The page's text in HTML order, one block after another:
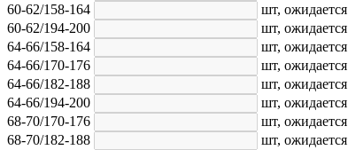
60-62/158-164
шт, ожидается
60-62/194-200
шт, ожидается
64-66/158-164
шт, ожидается
64-66/170-176
шт, ожидается
64-66/182-188
шт, ожидается
64-66/194-200
шт, ожидается
68-70/170-176
шт, ожидается
68-70/182-188
шт, ожидается